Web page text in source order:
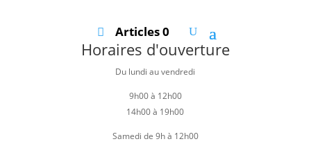
Articles 0
Horaires d'ouverture
Du lundi au vendredi
9h00 à 12h00
14h00 à 19h00
Samedi de 9h à 12h00